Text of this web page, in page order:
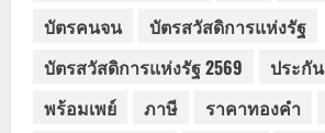
บัตรคนจน
บัตรสวัสดิการแห่งรัฐ
บัตรสวัสดิการแห่งรัฐ 2569
ประกั
พร้อมเพย์
ภาษี ราคาทองคำ